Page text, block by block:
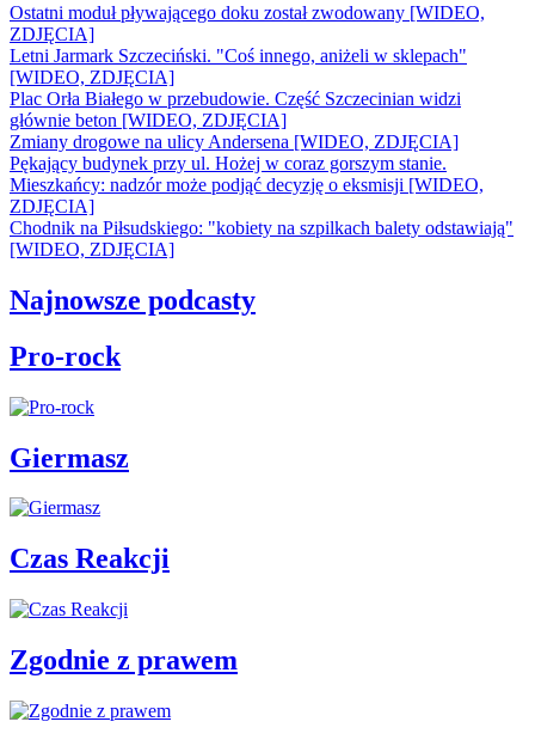
Ostatni moduł pływającego doku został zwodowany [WIDEO,
ZDJĘCIA]
Letni Jarmark Szczeciński. "Coś innego, aniżeli w sklepach"
[WIDEO, ZDJĘCIA]
Plac Orła Białego w przebudowie. Część Szczecinian widzi
głównie beton [WIDEO, ZDJĘCIA]
Zmiany drogowe na ulicy Andersena [WIDEO, ZDJĘCIA]
Pękający budynek przy ul. Hożej w coraz gorszym stanie.
Mieszkańcy: nadzór może podjąć decyzję o eksmisji [WIDEO,
ZDJĘCIA]
Chodnik na Piłsudskiego: "kobiety na szpilkach balety odstawiają"
[WIDEO, ZDJĘCIA]
Najnowsze podcasty
Pro-rock
Giermasz
Czas Reakcji
Zgodnie z prawem